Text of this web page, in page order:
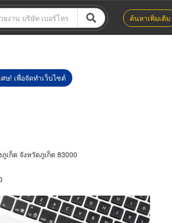
ค้นหาเพิ่มเติม
ษ! เพื่อจัดทำเว็บไซต์
เก็ต จังหวัดภูเก็ต 83000